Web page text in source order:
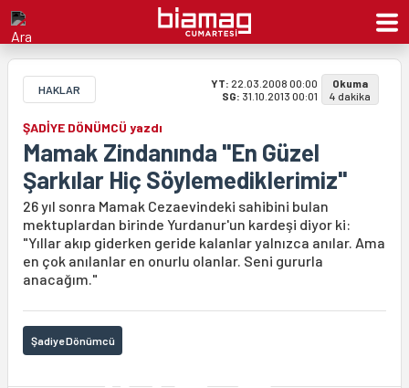
HAKLAR YT: 22.03.2008 00:00
SG: 31.10.2013 00:01
Okuma
4 dakika
ŞADİYE DÖNÜMCÜ yazdı
Mamak Zindanında "En Güzel
Şarkılar Hiç Söylemediklerimiz"
26 yıl sonra Mamak Cezaevindeki sahibini bulan
mektuplardan birinde Yurdanur'un kardeşi diyor ki:
"Yıllar akıp giderken geride kalanlar yalnızca anılar. Ama
en çok anılanlar en onurlu olanlar. Seni gururla
anacağım."
Şadiye Dönümcü